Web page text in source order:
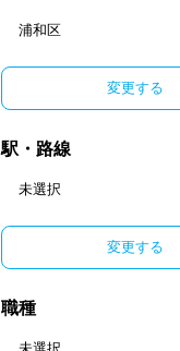
浦和区
変更する
駅・路線
未選択
変更する
職種